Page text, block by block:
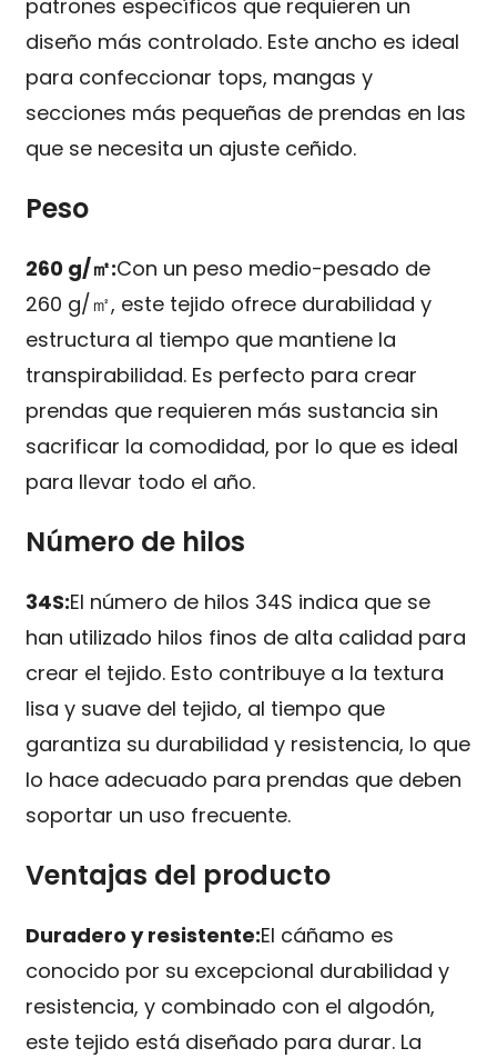
patrones específicos que requieren un
diseño más controlado. Este ancho es ideal
para confeccionar tops, mangas y
secciones más pequeñas de prendas en las
que se necesita un ajuste ceñido.
Peso
260 g/㎡:Con un peso medio-pesado de
260 g/㎡, este tejido ofrece durabilidad y
estructura al tiempo que mantiene la
transpirabilidad. Es perfecto para crear
prendas que requieren más sustancia sin
sacrificar la comodidad, por lo que es ideal
para llevar todo el año.
Número de hilos
34S:El número de hilos 34S indica que se
han utilizado hilos finos de alta calidad para
crear el tejido. Esto contribuye a la textura
lisa y suave del tejido, al tiempo que
garantiza su durabilidad y resistencia, lo que
lo hace adecuado para prendas que deben
soportar un uso frecuente.
Ventajas del producto
Duradero y resistente:El cáñamo es
conocido por su excepcional durabilidad y
resistencia, y combinado con el algodón,
este tejido está diseñado para durar. La